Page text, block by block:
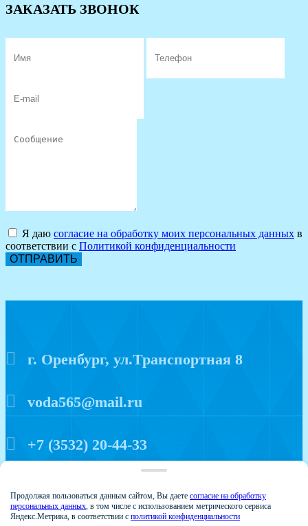
ЗАКАЗАТЬ ЗВОНОК
Я даю согласие на обработку моих персональных данных в
соответствии с Политикой конфиденциальности
ОТПРАВИТЬ
г. Оренбург, ул.Транспортная 8
voda565@mail.ru
+7 (3532) 20-44-33
Продолжая пользоваться данным сайтом, Вы даете согласие на обработку
персональных данных, в том числе с использованием метрического сервиса
Яндекс.Метрика, в соответствии с политикой конфиденциальности